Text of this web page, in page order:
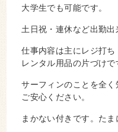
大学生でも可能です。
土日祝・連休など出勤出
仕事内容は主にレジ打ち
レンタル用品の片づけで
サーフィンのことを全
ご安心ください。
まかない付きです。た